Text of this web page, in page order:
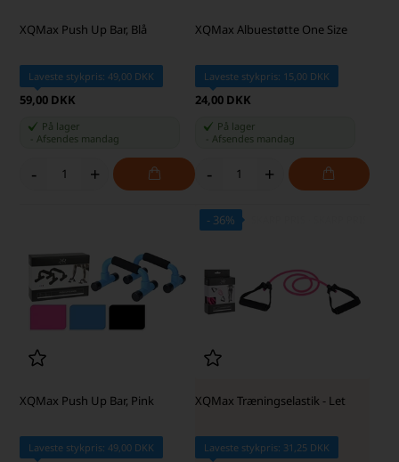
XQMax Push Up Bar, Blå
Laveste stykpris: 49,00 DKK
59,00 DKK
På lager
Afsendes mandag
- +
XQMax Albuestøtte One Size
Laveste stykpris: 15,00 DKK
24,00 DKK
På lager
Afsendes mandag
- +
XQMax Push Up Bar, Pink
Laveste stykpris: 49,00 DKK
- 36%
XQMax Træningselastik - Let
Laveste stykpris: 31,25 DKK